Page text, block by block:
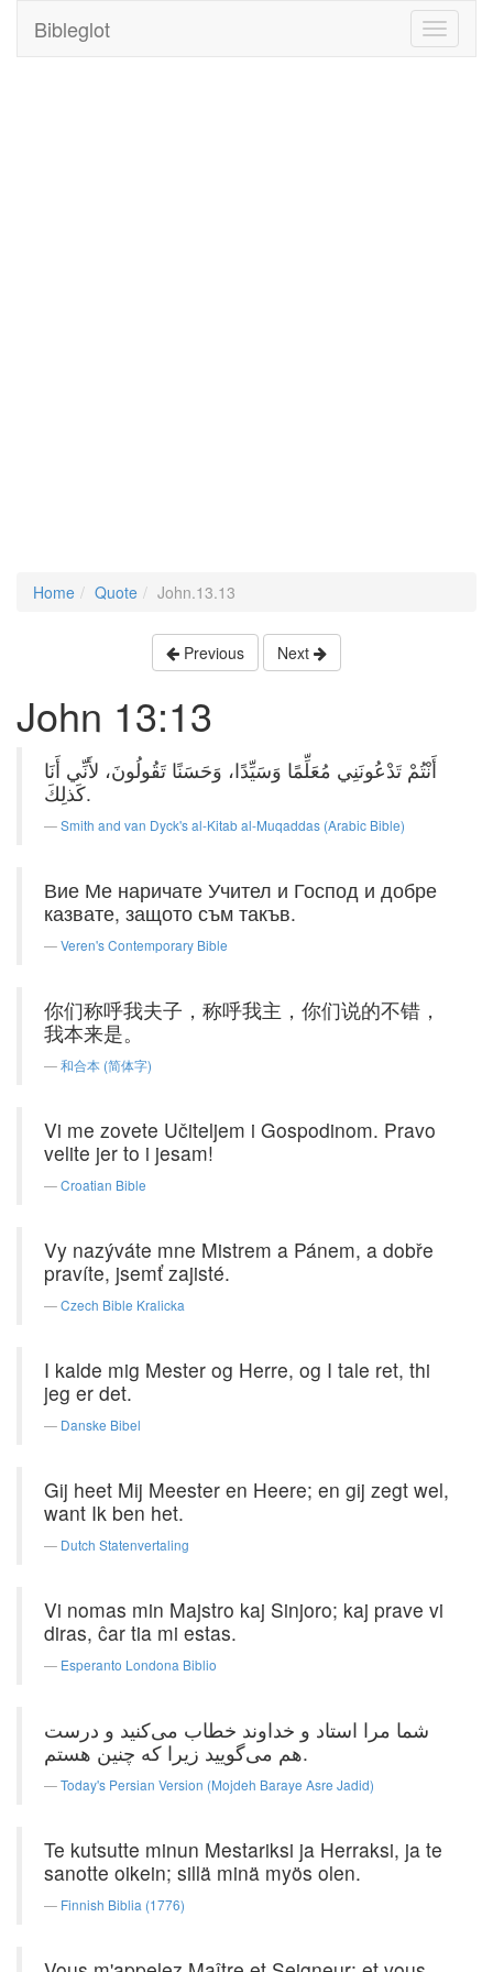
Toggle
Bibleglot
Home Quote John.13.13
Previous Next
John 13:13
أَنْتُمْ تَدْعُونَنِي مُعَلِّمًا وَسَيِّدًا، وَحَسَنًا تَقُولُونَ، لأَنِّي أَنَا
كَذلِكَ.
Smith and van Dyck's al-Kitab al-Muqaddas (Arabic Bible)
Вие Ме наричате Учител и Господ и добре
казвате, защото съм такъв.
Veren's Contemporary Bible
你们称呼我夫子，称呼我主，你们说的不错，
我本来是。
和合本 (简体字)
Vi me zovete Učiteljem i Gospodinom. Pravo
velite jer to i jesam!
Croatian Bible
Vy nazýváte mne Mistrem a Pánem, a dobře
pravíte, jsemť zajisté.
Czech Bible Kralicka
I kalde mig Mester og Herre, og I tale ret, thi
jeg er det.
Danske Bibel
Gij heet Mij Meester en Heere; en gij zegt wel,
want Ik ben het.
Dutch Statenvertaling
Vi nomas min Majstro kaj Sinjoro; kaj prave vi
diras, ĉar tia mi estas.
Esperanto Londona Biblio
شما مرا استاد و خداوند خطاب می‌کنید و درست
هم می‌گویید زیرا كه چنین هستم.
Today's Persian Version (Mojdeh Baraye Asre Jadid)
Te kutsutte minun Mestariksi ja Herraksi, ja te
sanotte oikein; sillä minä myös olen.
Finnish Biblia (1776)